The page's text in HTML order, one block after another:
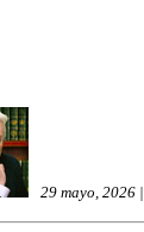
29 mayo, 2026 |